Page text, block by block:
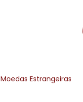
Moedas Estrangeiras